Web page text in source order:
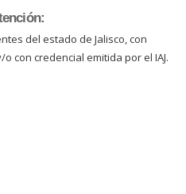
del estado de Jalisco, con
con credencial emitida por el IAJ.